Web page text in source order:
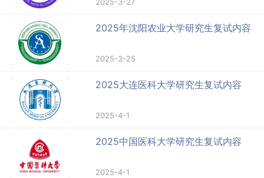
2025-3-27
2025年沈阳农业大学研究生复试内容
2025-3-25
2025大连医科大学研究生复试内容
2025-4-1
2025中国医科大学研究生复试内容
2025-4-1